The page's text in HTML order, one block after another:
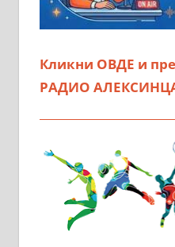
Кликни ОВДЕ и
РАДИО